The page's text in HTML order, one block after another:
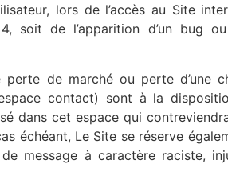
lors de l’accès au Site
soit de l’apparition d’un bug ou
de marché ou perte d’une
contact) sont à la
dans cet espace qui
échéant, Le Site se réserve
message à caractère raciste,